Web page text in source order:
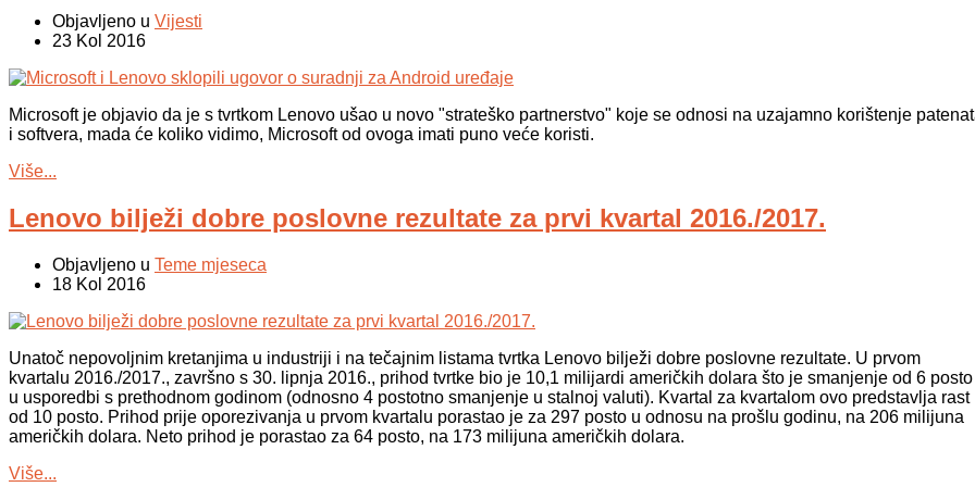
Objavljeno u Vijesti
23 Kol 2016
Microsoft je objavio da je s tvrtkom Lenovo ušao u novo "strateško partnerstvo" koje se odnosi na uzajamno korištenje
i softvera, mada će koliko vidimo, Microsoft od ovoga imati puno veće koristi.
Više...
Lenovo bilježi dobre poslovne rezultate za prvi kvartal 2016./2017.
Objavljeno u Teme mjeseca
18 Kol 2016
Unatoč nepovoljnim kretanjima u industriji i na tečajnim listama tvrtka Lenovo bilježi dobre poslovne rezultate. U prvom
kvartalu 2016./2017., završno s 30. lipnja 2016., prihod tvrtke bio je 10,1 milijardi američkih dolara što je smanjenje od 6 posto
u usporedbi s prethodnom godinom (odnosno 4 postotno smanjenje u stalnoj valuti). Kvartal za kvartalom ovo predstavlja rast
od 10 posto. Prihod prije oporezivanja u prvom kvartalu porastao je za 297 posto u odnosu na prošlu godinu, na 206 milijuna
američkih dolara. Neto prihod je porastao za 64 posto, na 173 milijuna američkih dolara.
Više...